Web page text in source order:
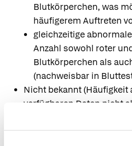
Blutkörperchen, was
häufigerem Auftreten
gleichzeitige
Anzahl sowohl roter
Blutkörperchen als
(nachweisbar in
Nicht bekannt (Häufigkeit
verfügbaren Daten nicht
Halluzinationen,
Patienten, in deren